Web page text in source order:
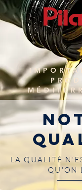
LA QUALITÉ
QU'ON